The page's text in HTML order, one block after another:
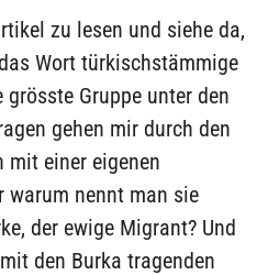
zu lesen und siehe da,
Wort türkischstämmige
Gruppe unter den
gehen mir durch den
mit einer eigenen
warum nennt man sie
der ewige Migrant? Und
den Burka tragenden